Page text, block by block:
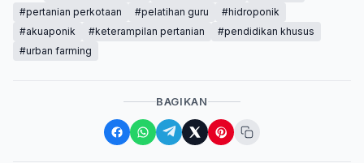
#pertanian perkotaan
#pelatihan guru
#hidroponik
#akuaponik
#keterampilan pertanian
#pendidikan khusus
#urban farming
BAGIKAN